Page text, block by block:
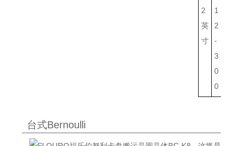
2
英
寸
1
2
-
3
0
0
台式Bernoulli